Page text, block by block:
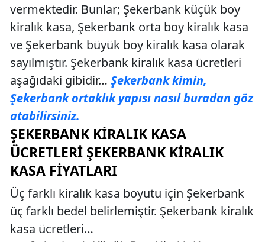
vermektedir. Bunlar; Şekerbank küçük boy
kiralık kasa, Şekerbank orta boy kiralık kasa
ve Şekerbank büyük boy kiralık kasa olarak
sayılmıştır. Şekerbank kiralık kasa ücretleri
aşağıdaki gibidir… Şekerbank kimin,
Şekerbank ortaklık yapısı nasıl buradan göz
atabilirsiniz.
ŞEKERBANK KIRALIK KASA
ÜCRETLERI ŞEKERBANK KIRALIK
KASA FIYATLARI
Üç farklı kiralık kasa boyutu için Şekerbank
üç farklı bedel belirlemiştir. Şekerbank kiralık
kasa ücretleri…